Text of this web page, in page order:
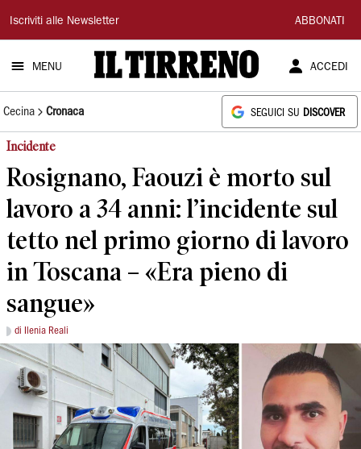
Il
Tirreno
Iscriviti alle Newsletter ABBONATI
MENU ACCEDI
Cecina Cronaca SEGUICI SU DISCOVER
Incidente
Rosignano, Faouzi è morto sul
lavoro a 34 anni: l’incidente sul
tetto nel primo giorno di lavoro
in Toscana – «Era pieno di
sangue»
di Ilenia Reali